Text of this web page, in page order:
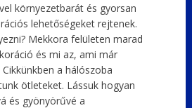
környezetbarát és gyorsan
lehetőségeket rejtenek.
Mekkora felületen marad
és mi az, ami már
a hálószoba
ötleteket. Lássuk hogyan
és gyönyörűvé a